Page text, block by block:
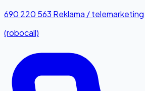
690 220 563 Reklama / telemarketing
(robocall)